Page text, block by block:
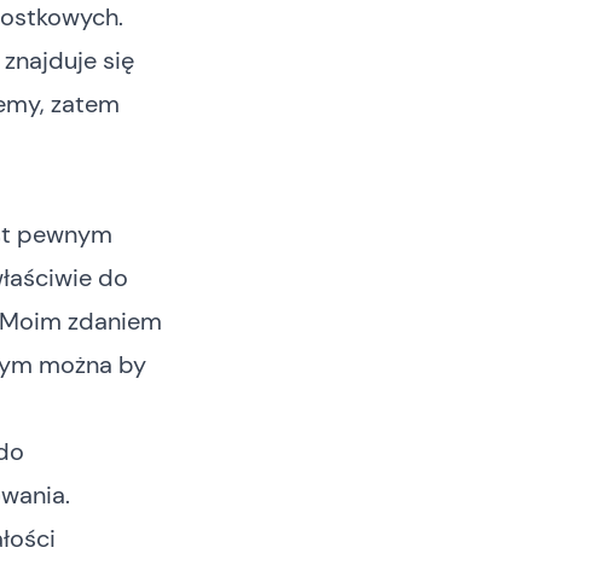
się
zatem
pewnym
do
zdaniem
można by